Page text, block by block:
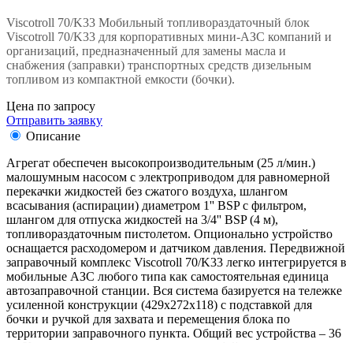
Viscotroll 70/K33 Мобильный топливораздаточный блок
Viscotroll 70/K33 для корпоративных мини-АЗС компаний и
организаций, предназначенный для замены масла и
снабжения (заправки) транспортных средств дизельным
топливом из компактной емкости (бочки).
Цена по запросу
Отправить заявку
Описание
Агрегат обеспечен высокопроизводительным (25 л/мин.)
малошумным насосом с электроприводом для равномерной
перекачки жидкостей без сжатого воздуха, шлангом
всасывания (аспирации) диаметром 1'' BSP с фильтром,
шлангом для отпуска жидкостей на 3/4'' BSP (4 м),
топливораздаточным пистолетом. Опционально устройство
оснащается расходомером и датчиком давления. Передвижной
заправочный комплекс Viscotroll 70/K33 легко интегрируется в
мобильные АЗС любого типа как самостоятельная единица
автозаправочной станции. Вся система базируется на тележке
усиленной конструкции (429х272х118) с подставкой для
бочки и ручкой для захвата и перемещения блока по
территории заправочного пункта. Общий вес устройства – 36